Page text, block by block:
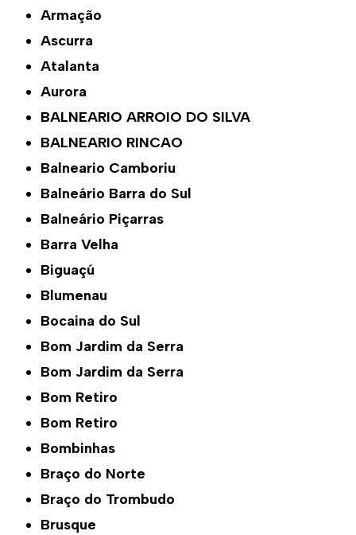
Armação
Ascurra
Atalanta
Aurora
BALNEARIO ARROIO DO SILVA
BALNEARIO RINCAO
Balneario Camboriu
Balneário Barra do Sul
Balneário Piçarras
Barra Velha
Biguaçú
Blumenau
Bocaina do Sul
Bom Jardim da Serra
Bom Jardim da Serra
Bom Retiro
Bom Retiro
Bombinhas
Braço do Norte
Braço do Trombudo
Brusque